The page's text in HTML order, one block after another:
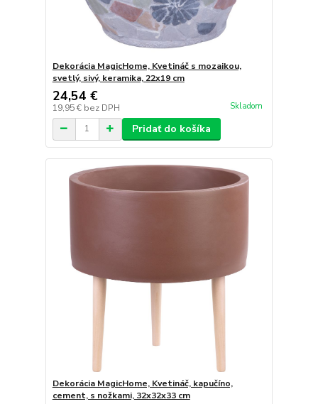
Dekorácia MagicHome, Kvetináč s mozaikou,
svetlý, sivý, keramika, 22x19 cm
24,54 €
19,95 € bez DPH Skladom
Pridať do košíka
Dekorácia MagicHome, Kvetináč, kapučíno,
cement, s nožkami, 32x32x33 cm